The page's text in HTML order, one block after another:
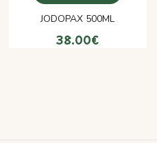
JODOPAX 500ML
38.00€